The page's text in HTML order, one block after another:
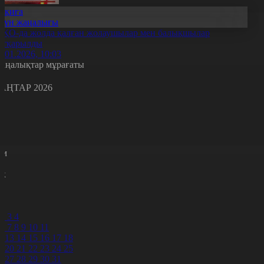
жаңалығы
да жолда қалған жолаушылар мен балықшылар
10:03
мұрағаты
2026
3 4
7 8 9 10 11
13 14 15 16 17 18
20 21 22 23 24 25
27 28 29 30 31